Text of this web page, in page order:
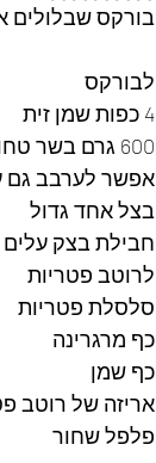
בורקס שבלולים
לבורקס
4 כפות שמן זית
600 גרם בשר טחון
אפשר לערבב גם
בצל אחד גדול
חבילת בצק עלים
לרוטב פטריות
סלסלת פטריות
כף מרגרינה
כף שמן
אריזה של רוטב
פלפל שחור